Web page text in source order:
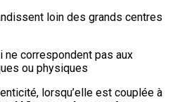
loin des grands centres
ne correspondent pas aux
ou physiques
lorsqu’elle est couplée à